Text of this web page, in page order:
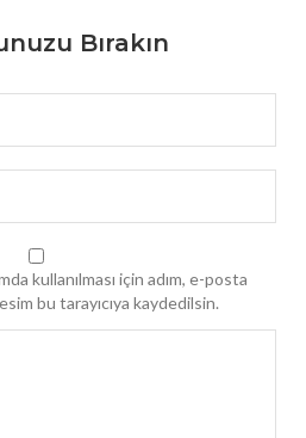
Bırakın
kullanılması için adım, e-posta
bu tarayıcıya kaydedilsin.